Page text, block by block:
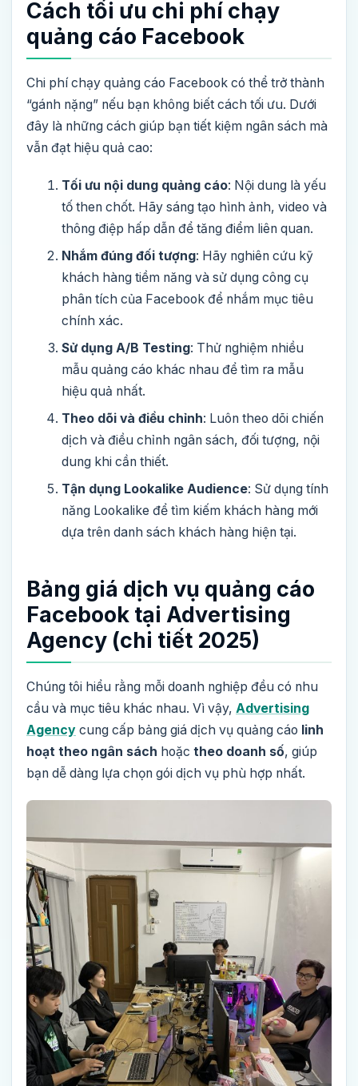
Cách tối ưu chi phí chạy
quảng cáo Facebook
Chi phí chạy quảng cáo Facebook có thể trở thành
“gánh nặng” nếu bạn không biết cách tối ưu. Dưới
đây là những cách giúp bạn tiết kiệm ngân sách mà
vẫn đạt hiệu quả cao:
Tối ưu nội dung quảng cáo: Nội dung là yếu
tố then chốt. Hãy sáng tạo hình ảnh, video và
thông điệp hấp dẫn để tăng điểm liên quan.
Nhắm đúng đối tượng: Hãy nghiên cứu kỹ
khách hàng tiềm năng và sử dụng công cụ
phân tích của Facebook để nhắm mục tiêu
chính xác.
Sử dụng A/B Testing: Thử nghiệm nhiều
mẫu quảng cáo khác nhau để tìm ra mẫu
hiệu quả nhất.
Theo dõi và điều chỉnh: Luôn theo dõi chiến
dịch và điều chỉnh ngân sách, đối tượng, nội
dung khi cần thiết.
Tận dụng Lookalike Audience: Sử dụng tính
năng Lookalike để tìm kiếm khách hàng mới
dựa trên danh sách khách hàng hiện tại.
Bảng giá dịch vụ quảng cáo
Facebook tại Advertising
Agency (chi tiết 2025)
Chúng tôi hiểu rằng mỗi doanh nghiệp đều có nhu
cầu và mục tiêu khác nhau. Vì vậy, Advertising
Agency cung cấp bảng giá dịch vụ quảng cáo linh
hoạt theo ngân sách hoặc theo doanh số, giúp
bạn dễ dàng lựa chọn gói dịch vụ phù hợp nhất.